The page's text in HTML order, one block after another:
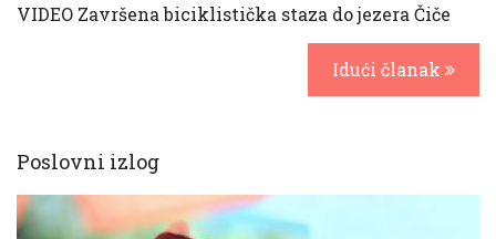
VIDEO Završena biciklistička staza do jezera Čiče
Idući članak
Poslovni izlog